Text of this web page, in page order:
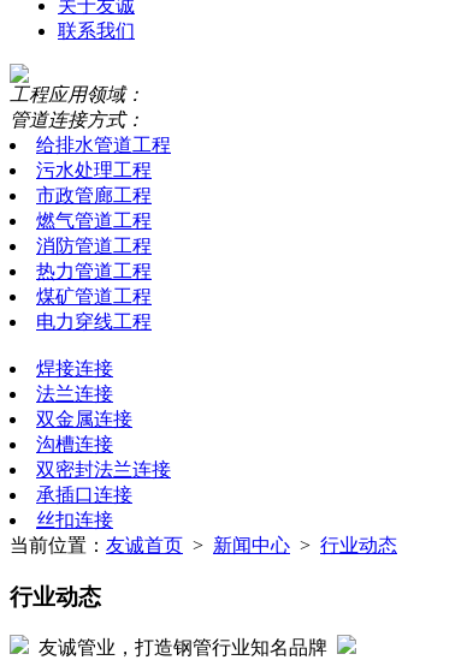
关于友诚
联系我们
工程应用领域：
管道连接方式：
给排水管道工程
污水处理工程
市政管廊工程
燃气管道工程
消防管道工程
热力管道工程
煤矿管道工程
电力穿线工程
焊接连接
法兰连接
双金属连接
沟槽连接
双密封法兰连接
承插口连接
丝扣连接
当前位置： 友诚首页 > 新闻中心 > 行业动态
行业动态
友诚管业，打造钢管行业知名品牌